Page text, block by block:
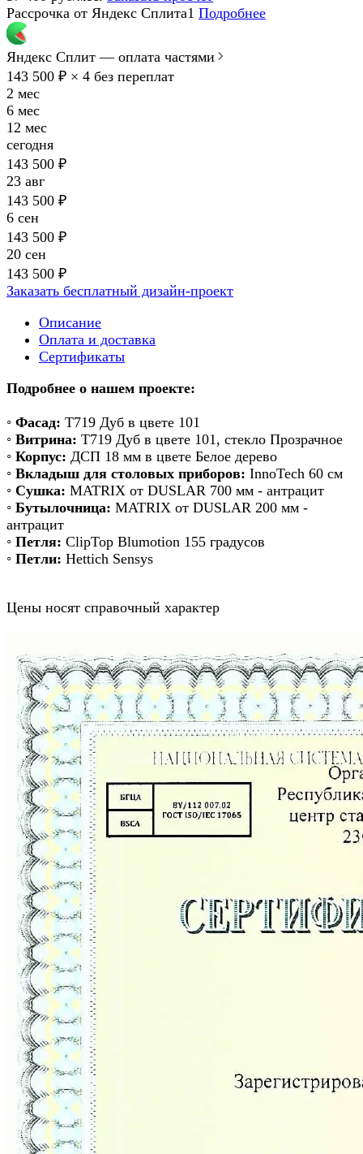
Рассрочка от Яндекс Сплита1 Подробнее
Яндекс Сплит — оплата частями
143 500 ₽ × 4 без переплат
2 мес
6 мес
12 мес
сегодня
143 500 ₽
23 авг
143 500 ₽
6 сен
143 500 ₽
20 сен
143 500 ₽
Заказать бесплатный дизайн-проект
Описание
Оплата и доставка
Сертификаты
Подробнее о нашем проекте:
◦ Фасад: Т719 Дуб в цвете 101
◦ Витрина: Т719 Дуб в цвете 101, стекло Прозрачное
◦ Корпус: ДСП 18 мм в цвете Белое дерево
◦ Вкладыш для столовых приборов: InnoTech 60 см
◦ Сушка: MATRIX от DUSLAR 700 мм - антрацит
◦ Бутылочница: MATRIX от DUSLAR 200 мм -
антрацит
◦ Петля: ClipTop Blumotion 155 градусов
◦ Петли: Hettich Sensys
Цены носят справочный характер